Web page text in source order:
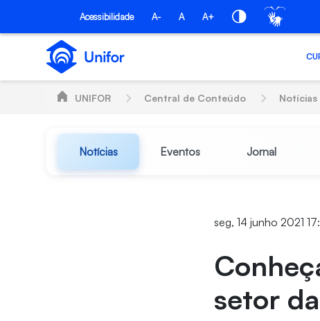
Pular para o Conteúdo principal
Acessibilidade A- A A+
UNIFOR Central de Conteúdo Notícias
Notícias Eventos Jornal
seg, 14 junho 2021
setor